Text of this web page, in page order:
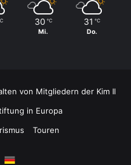
30 ℃
Mi.
31 ℃
Do.
von Mitgliedern der Kim Il
in Europa
Touren